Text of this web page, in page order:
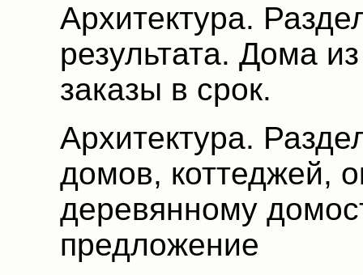
Архитектура.
результата. Дома
заказы в срок.
Архитектура.
домов, коттеджей,
деревянному
предложение